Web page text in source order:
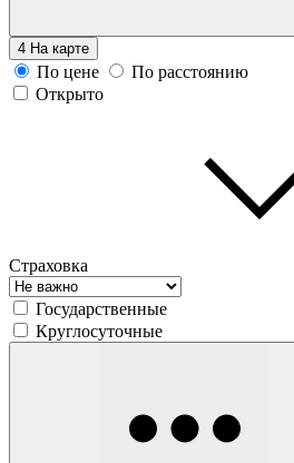
4 На карте
По цене
По расстоянию
Открыто
Страховка
Государственные
Круглосуточные